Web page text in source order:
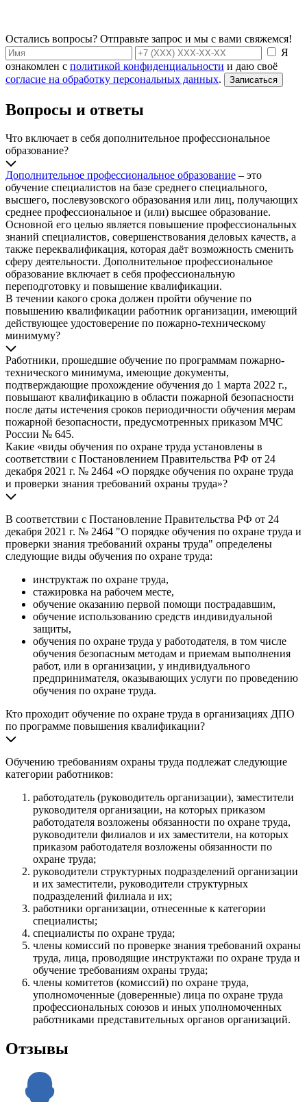
Остались вопросы? Отправьте запрос и мы с вами свяжемся!
Я
ознакомлен с политикой конфиденциальности и даю своё
согласие на обработку персональных данных. Записаться
Вопросы и ответы
Что включает в себя дополнительное профессиональное
образование?
Дополнительное профессиональное образование – это
обучение специалистов на базе среднего специального,
высшего, послевузовского образования или лиц, получающих
среднее профессиональное и (или) высшее образование.
Основной его целью является повышение профессиональных
знаний специалистов, совершенствования деловых качеств, а
также переквалификация, которая даёт возможность сменить
сферу деятельности. Дополнительное профессиональное
образование включает в себя профессиональную
переподготовку и повышение квалификации.
В течении какого срока должен пройти обучение по
повышению квалификации работник организации, имеющий
действующее удостоверение по пожарно-техническому
минимуму?
Работники, прошедшие обучение по программам пожарно-
технического минимума, имеющие документы,
подтверждающие прохождение обучения до 1 марта 2022 г.,
повышают квалификацию в области пожарной безопасности
после даты истечения сроков периодичности обучения мерам
пожарной безопасности, предусмотренных приказом МЧС
России № 645.
Какие «виды обучения по охране труда установлены в
соответствии с Постановлением Правительства РФ от 24
декабря 2021 г. № 2464 «О порядке обучения по охране труда
и проверки знания требований охраны труда»?
В соответствии с Постановление Правительства РФ от 24
декабря 2021 г. № 2464 "О порядке обучения по охране труда и
проверки знания требований охраны труда" определены
следующие виды обучения по охране труда:
инструктаж по охране труда,
стажировка на рабочем месте,
обучение оказанию первой помощи пострадавшим,
обучение использованию средств индивидуальной
защиты,
обучения по охране труда у работодателя, в том числе
обучения безопасным методам и приемам выполнения
работ, или в организации, у индивидуального
предпринимателя, оказывающих услуги по проведению
обучения по охране труда.
Кто проходит обучение по охране труда в организациях ДПО
по программе повышения квалификации?
Обучению требованиям охраны труда подлежат следующие
категории работников:
работодатель (руководитель организации), заместители
руководителя организации, на которых приказом
работодателя возложены обязанности по охране труда,
руководители филиалов и их заместители, на которых
приказом работодателя возложены обязанности по
охране труда;
руководители структурных подразделений организации
и их заместители, руководители структурных
подразделений филиала и их;
работники организации, отнесенные к категории
специалисты;
специалисты по охране труда;
члены комиссий по проверке знания требований охраны
труда, лица, проводящие инструктажи по охране труда и
обучение требованиям охраны труда;
члены комитетов (комиссий) по охране труда,
уполномоченные (доверенные) лица по охране труда
профессиональных союзов и иных уполномоченных
работниками представительных органов организаций.
Отзывы